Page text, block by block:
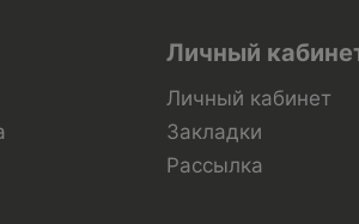
Личный
Личный кабинет
Закладки
Рассылка